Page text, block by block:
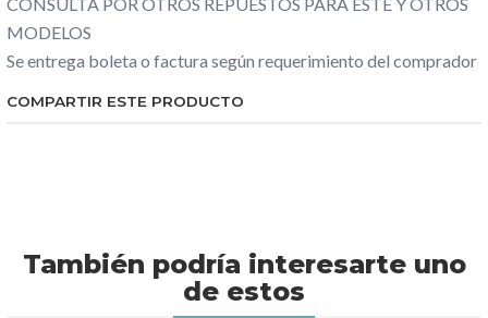
CONSULTA POR OTROS REPUESTOS PARA ESTE Y OTROS
MODELOS
Se entrega boleta o factura según requerimiento del comprador
COMPARTIR ESTE PRODUCTO
También podría interesarte uno
de estos